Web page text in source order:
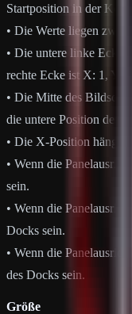
Startposition in der
• Die Werte liegen
• Die untere linke Ecke
rechte Ecke ist X: 1, Y: 1.
• Die Mitte des
die untere Position des
• Die X-Position hängt
• Wenn die
sein.
• Wenn die
Docks sein.
• Wenn die
des Docks sein.
Größe